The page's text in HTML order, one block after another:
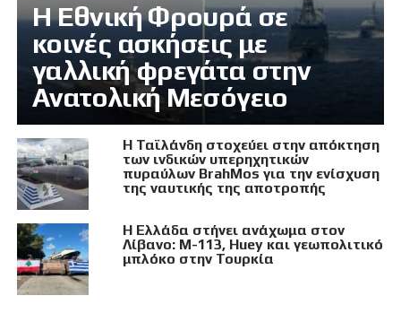
Η Εθνική Φρουρά σε
κοινές ασκήσεις με
γαλλική φρεγάτα στην
Ανατολική Μεσόγειο
Η Ταϊλάνδη στοχεύει στην απόκτηση
των ινδικών υπερηχητικών
πυραύλων BrahMos για την ενίσχυση
της ναυτικής της αποτροπής
Η Ελλάδα στήνει ανάχωμα στον
Λίβανο: M-113, Huey και γεωπολιτικό
μπλόκο στην Τουρκία